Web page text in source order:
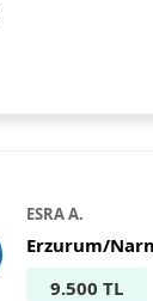
ESRA A.
Erzurum/
9.500 TL